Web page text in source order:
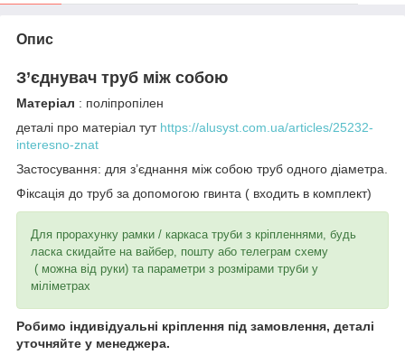
Опис
З’єднувач труб між собою
Матеріал : поліпропілен
деталі про матеріал тут https://alusyst.com.ua/articles/25232-
interesno-znat
Застосування: для з’єднання між собою труб одного діаметра.
Фіксація до труб за допомогою гвинта ( входить в комплект)
Для прорахунку рамки / каркаса труби з кріпленнями, будь
ласка скидайте на вайбер, пошту або телеграм схему
( можна від руки) та параметри з розмірами труби у
міліметрах
Робимо індивідуальні кріплення під замовлення, деталі
уточняйте у менеджера.